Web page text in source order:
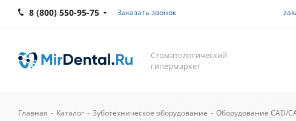
8 (800) 550-95-75 Заказать звонок
Стоматологический
гипермаркет
Главная - Каталог - Зуботехническое оборудование - Оборудование CAD/